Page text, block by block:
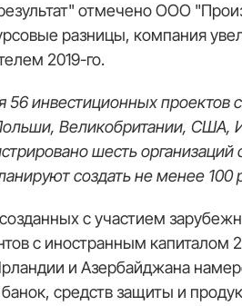
отмечено ООО
разницы, компания
2019-го.
56 инвестиционных проектов
Великобритании, США,
шесть
создать не менее 100
с участием
с иностранным капиталом
и Азербайджана
средств защиты и